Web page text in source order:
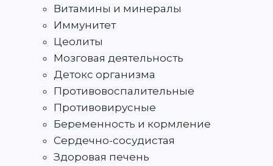
Витамины и минералы
Иммунитет
Цеолиты
Мозговая деятельность
Детокс организма
Противовоспалительные
Противовирусные
Беременность и кормление
Сердечно-сосудистая
Здоровая печень